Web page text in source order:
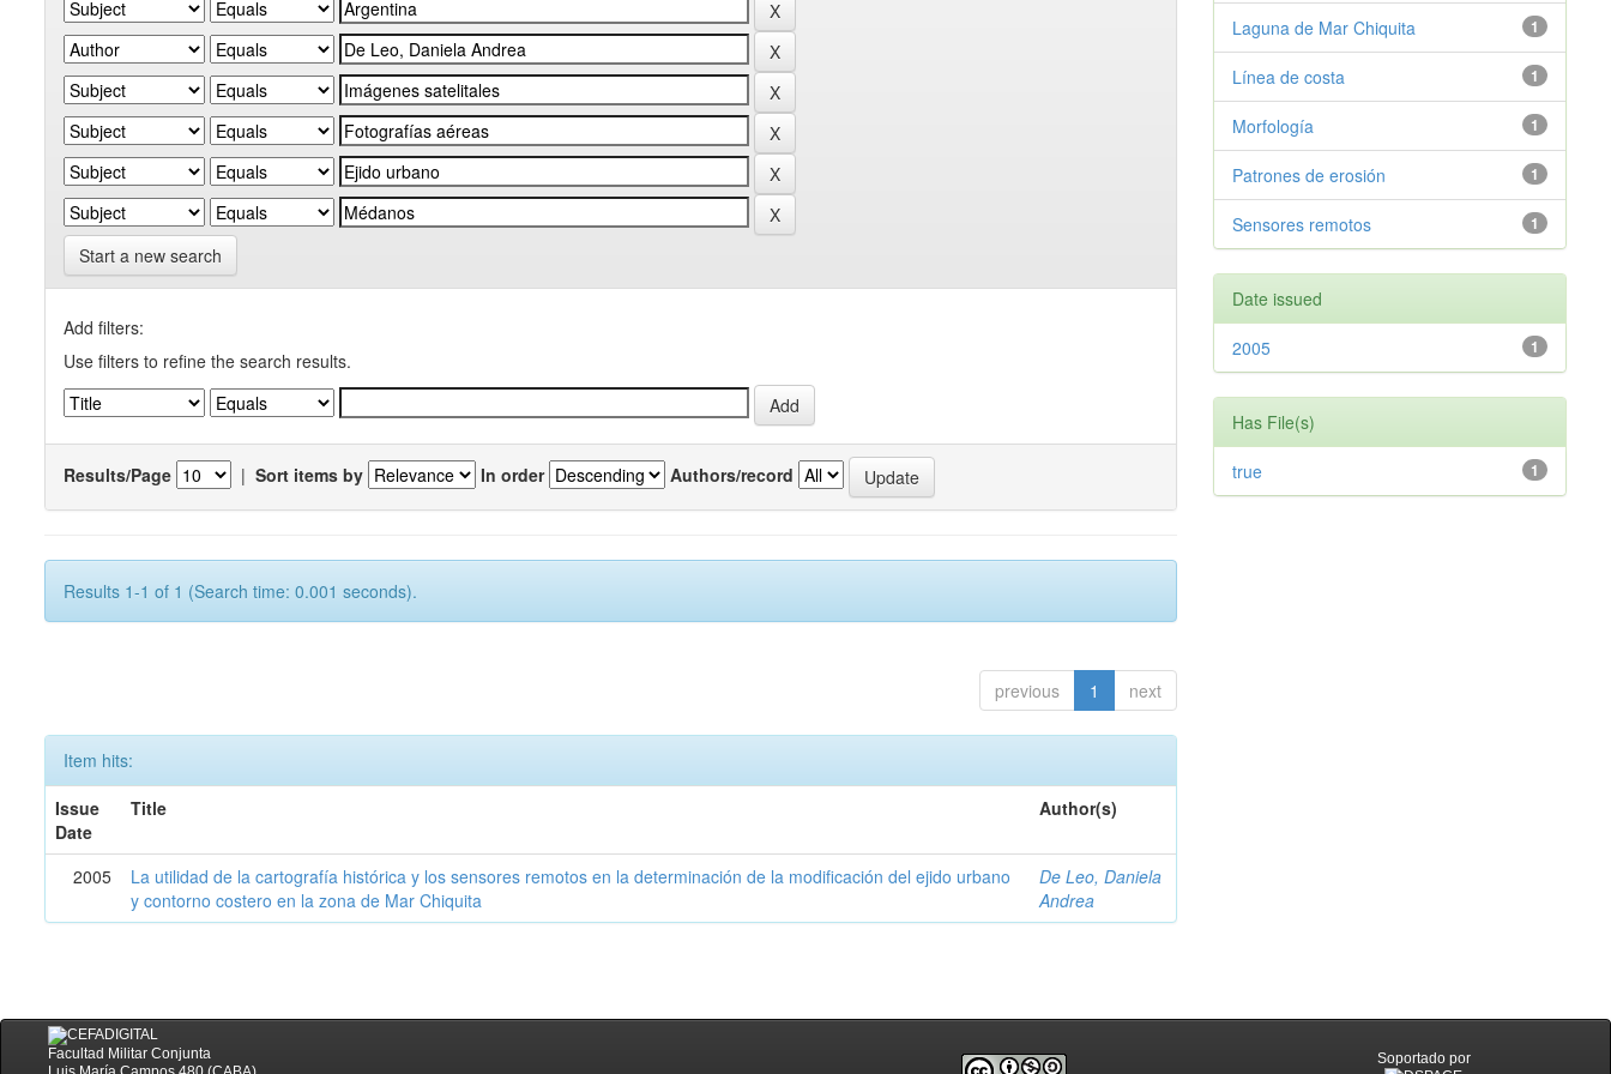
Start a new search
Add filters:
Use filters to refine the search results.
Results/Page | Sort items by In order Authors/record
Results 1-1 of 1 (Search time: 0.001 seconds).
previous 1 next
Item hits:
Issue
Date
Title Author(s)
2005
La utilidad de la cartografía histórica y los sensores remotos en la determinación de la modificación del ejido urbano
y contorno costero en la zona de Mar Chiquita
De Leo, Daniela
Andrea
1
Laguna de Mar Chiquita
1
Línea de costa
1
Morfología
1
Patrones de erosión
1
Sensores remotos
Date issued
1
2005
Has File(s)
1
true
Facultad Militar Conjunta
Soportado por